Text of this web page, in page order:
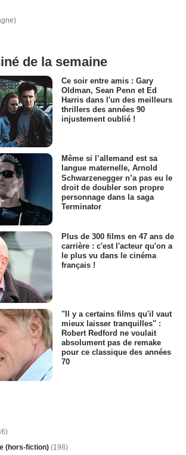
de la semaine
Ce soir entre amis : Gary
Oldman, Sean Penn et Ed
Harris dans l'un des meilleurs
thrillers des années 90
injustement oublié !
Même si l’allemand est sa
langue maternelle, Arnold
Schwarzenegger n’a pas eu le
droit de doubler son propre
personnage dans la saga
Terminator
Plus de 300 films en 47 ans de
carrière : c'est l'acteur qu'on a
le plus vu dans le cinéma
français !
"Il y a certains films qu'il vaut
mieux laisser tranquilles" :
Robert Redford ne voulait
absolument pas de remake
pour ce classique des années
70
(hors-fiction) (198)